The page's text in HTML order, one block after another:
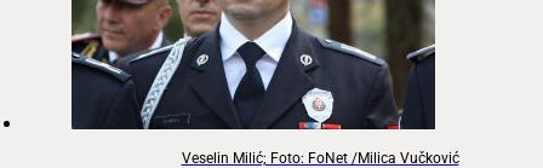
Veselin Milić; Foto: FoNet /Milica Vučković